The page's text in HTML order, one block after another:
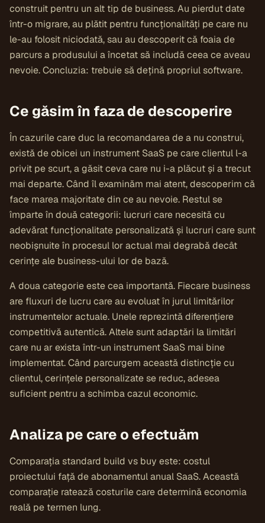
construit pentru un alt tip de business. Au pierdut date
într-o migrare, au plătit pentru funcționalități pe care nu
le-au folosit niciodată, sau au descoperit că foaia de
parcurs a produsului a încetat să includă ceea ce aveau
nevoie. Concluzia: trebuie să dețină propriul software.
Ce găsim în faza de descoperire
În cazurile care duc la recomandarea de a nu construi,
există de obicei un instrument SaaS pe care clientul l-a
privit pe scurt, a găsit ceva care nu i-a plăcut și a trecut
mai departe. Când îl examinăm mai atent, descoperim că
face marea majoritate din ce au nevoie. Restul se
împarte în două categorii: lucruri care necesită cu
adevărat funcționalitate personalizată și lucruri care sunt
neobișnuite în procesul lor actual mai degrabă decât
cerințe ale business-ului lor de bază.
A doua categorie este cea importantă. Fiecare business
are fluxuri de lucru care au evoluat în jurul limitărilor
instrumentelor actuale. Unele reprezintă diferențiere
competitivă autentică. Altele sunt adaptări la limitări
care nu ar exista într-un instrument SaaS mai bine
implementat. Când parcurgem această distincție cu
clientul, cerințele personalizate se reduc, adesea
suficient pentru a schimba cazul economic.
Analiza pe care o efectuăm
Comparația standard build vs buy este: costul
proiectului față de abonamentul anual SaaS. Această
comparație ratează costurile care determină economia
reală pe termen lung.